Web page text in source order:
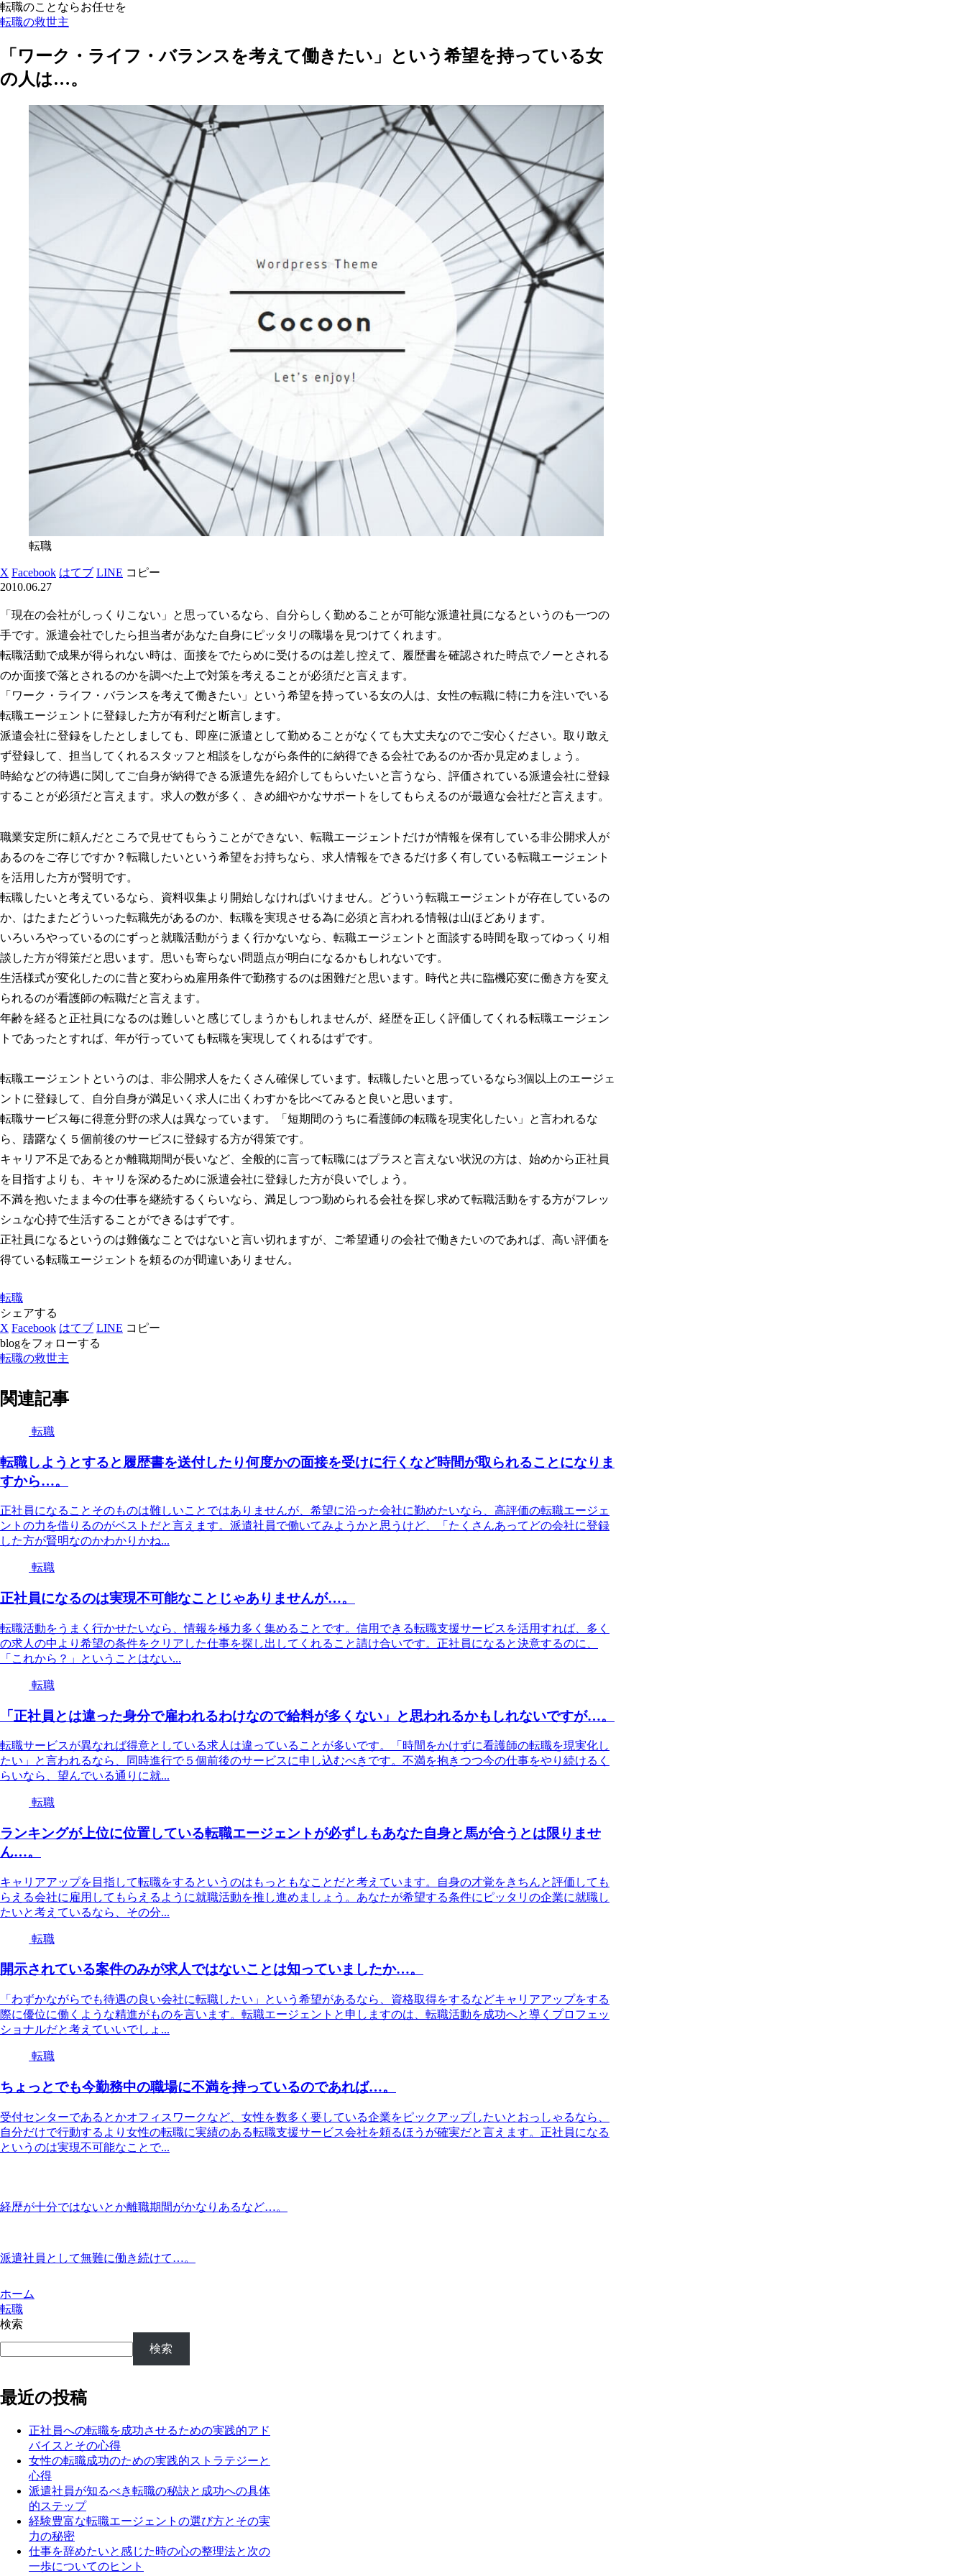
転職のことならお任せを
転職の救世主
「ワーク・ライフ・バランスを考えて働きたい」という希望を持っている女
の人は…。
転職
X Facebook はてブ LINE コピー
2010.06.27
「現在の会社がしっくりこない」と思っているなら、自分らしく勤めることが可能な派遣社員になるというのも一つの
手です。派遣会社でしたら担当者があなた自身にピッタリの職場を見つけてくれます。
転職活動で成果が得られない時は、面接をでたらめに受けるのは差し控えて、履歴書を確認された時点でノーとされる
のか面接で落とされるのかを調べた上で対策を考えることが必須だと言えます。
「ワーク・ライフ・バランスを考えて働きたい」という希望を持っている女の人は、女性の転職に特に力を注いでいる
転職エージェントに登録した方が有利だと断言します。
派遣会社に登録をしたとしましても、即座に派遣として勤めることがなくても大丈夫なのでご安心ください。取り敢え
ず登録して、担当してくれるスタッフと相談をしながら条件的に納得できる会社であるのか否か見定めましょう。
時給などの待遇に関してご自身が納得できる派遣先を紹介してもらいたいと言うなら、評価されている派遣会社に登録
することが必須だと言えます。求人の数が多く、きめ細やかなサポートをしてもらえるのが最適な会社だと言えます。
職業安定所に頼んだところで見せてもらうことができない、転職エージェントだけが情報を保有している非公開求人が
あるのをご存じですか？転職したいという希望をお持ちなら、求人情報をできるだけ多く有している転職エージェント
を活用した方が賢明です。
転職したいと考えているなら、資料収集より開始しなければいけません。どういう転職エージェントが存在しているの
か、はたまたどういった転職先があるのか、転職を実現させる為に必須と言われる情報は山ほどあります。
いろいろやっているのにずっと就職活動がうまく行かないなら、転職エージェントと面談する時間を取ってゆっくり相
談した方が得策だと思います。思いも寄らない問題点が明白になるかもしれないです。
生活様式が変化したのに昔と変わらぬ雇用条件で勤務するのは困難だと思います。時代と共に臨機応変に働き方を変え
られるのが看護師の転職だと言えます。
年齢を経ると正社員になるのは難しいと感じてしまうかもしれませんが、経歴を正しく評価してくれる転職エージェン
トであったとすれば、年が行っていても転職を実現してくれるはずです。
転職エージェントというのは、非公開求人をたくさん確保しています。転職したいと思っているなら3個以上のエージェ
ントに登録して、自分自身が満足いく求人に出くわすかを比べてみると良いと思います。
転職サービス毎に得意分野の求人は異なっています。「短期間のうちに看護師の転職を現実化したい」と言われるな
ら、躊躇なく５個前後のサービスに登録する方が得策です。
キャリア不足であるとか離職期間が長いなど、全般的に言って転職にはプラスと言えない状況の方は、始めから正社員
を目指すよりも、キャリを深めるために派遣会社に登録した方が良いでしょう。
不満を抱いたまま今の仕事を継続するくらいなら、満足しつつ勤められる会社を探し求めて転職活動をする方がフレッ
シュな心持で生活することができるはずです。
正社員になるというのは難儀なことではないと言い切れますが、ご希望通りの会社で働きたいのであれば、高い評価を
得ている転職エージェントを頼るのが間違いありません。
転職
シェアする
X Facebook はてブ LINE コピー
blogをフォローする
転職の救世主
関連記事
転職
転職しようとすると履歴書を送付したり何度かの面接を受けに行くなど時間が取られることになりま
すから…。
正社員になることそのものは難しいことではありませんが、希望に沿った会社に勤めたいなら、高評価の転職エージェ
ントの力を借りるのがベストだと言えます。派遣社員で働いてみようかと思うけど、「たくさんあってどの会社に登録
した方が賢明なのかわかりかね...
転職
正社員になるのは実現不可能なことじゃありませんが…。
転職活動をうまく行かせたいなら、情報を極力多く集めることです。信用できる転職支援サービスを活用すれば、多く
の求人の中より希望の条件をクリアした仕事を探し出してくれること請け合いです。正社員になると決意するのに、
「これから？」ということはない...
転職
「正社員とは違った身分で雇われるわけなので給料が多くない」と思われるかもしれないですが…。
転職サービスが異なれば得意としている求人は違っていることが多いです。「時間をかけずに看護師の転職を現実化し
たい」と言われるなら、同時進行で５個前後のサービスに申し込むべきです。不満を抱きつつ今の仕事をやり続けるく
らいなら、望んでいる通りに就...
転職
ランキングが上位に位置している転職エージェントが必ずしもあなた自身と馬が合うとは限りませ
ん…。
キャリアアップを目指して転職をするというのはもっともなことだと考えています。自身の才覚をきちんと評価しても
らえる会社に雇用してもらえるように就職活動を推し進めましょう。あなたが希望する条件にピッタリの企業に就職し
たいと考えているなら、その分...
転職
開示されている案件のみが求人ではないことは知っていましたか…。
「わずかながらでも待遇の良い会社に転職したい」という希望があるなら、資格取得をするなどキャリアアップをする
際に優位に働くような精進がものを言います。転職エージェントと申しますのは、転職活動を成功へと導くプロフェッ
ショナルだと考えていいでしょ...
転職
ちょっとでも今勤務中の職場に不満を持っているのであれば…。
受付センターであるとかオフィスワークなど、女性を数多く要している企業をピックアップしたいとおっしゃるなら、
自分だけで行動するより女性の転職に実績のある転職支援サービス会社を頼るほうが確実だと言えます。正社員になる
というのは実現不可能なことで...
経歴が十分ではないとか離職期間がかなりあるなど…。
派遣社員として無難に働き続けて…。
ホーム
転職
検索
検索
最近の投稿
正社員への転職を成功させるための実践的アド
バイスとその心得
女性の転職成功のための実践的ストラテジーと
心得
派遣社員が知るべき転職の秘訣と成功への具体
的ステップ
経験豊富な転職エージェントの選び方とその実
力の秘密
仕事を辞めたいと感じた時の心の整理法と次の
一歩についてのヒント